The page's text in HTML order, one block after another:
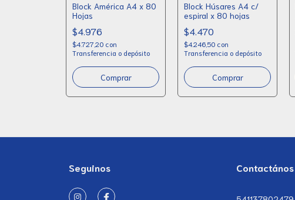
Block América A4 x 80
Hojas
$4.976
$4.727,20 con
Transferencia o depósito
Comprar
Block Húsares A4 c/
espiral x 80 hojas
$4.470
$4.246,50 con
Transferencia o depósito
Comprar
Seguinos Contactános